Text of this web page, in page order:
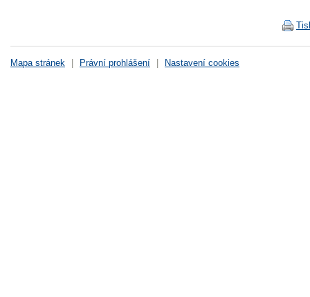
Mapa stránek Právní prohlášení Nastavení cookies